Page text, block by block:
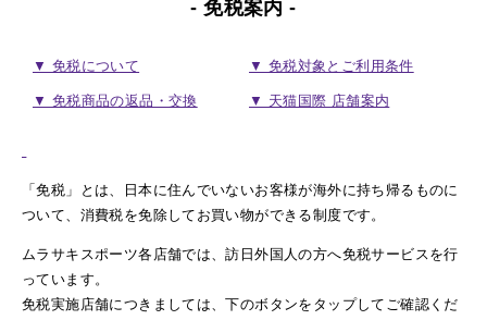
- 免税案内 -
▼ 免税について ▼ 免税対象とご利用条件
▼ 免税商品の返品・交換 ▼ 天猫国際 店舗案内
「免税」とは、日本に住んでいないお客様が海外に持ち帰るものに
ついて、消費税を免除してお買い物ができる制度です。
ムラサキスポーツ各店舗では、訪日外国人の方へ免税サービスを行
っています。
免税実施店舗につきましては、下のボタンをタップしてご確認くだ